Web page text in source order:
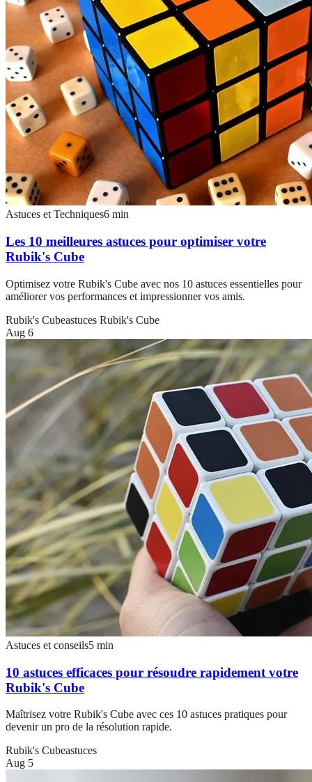
Astuces et Techniques6 min
Les 10 meilleures astuces pour optimiser votre
Rubik's Cube
Optimisez votre Rubik's Cube avec nos 10 astuces essentielles pour
améliorer vos performances et impressionner vos amis.
Rubik's Cubeastuces Rubik's Cube
Aug 6
Astuces et conseils5 min
10 astuces efficaces pour résoudre rapidement votre
Rubik's Cube
Maîtrisez votre Rubik's Cube avec ces 10 astuces pratiques pour
devenir un pro de la résolution rapide.
Rubik's Cubeastuces
Aug 5